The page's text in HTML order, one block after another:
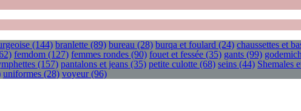
(144) branlette (89) bureau (28) burqa et foulard (24) chaussettes et
femdom (127) femmes rondes (90) fouet et fessée (35) gants (99)
(157) pantalons et jeans (35) petite culotte (68) seins (44) Shemales
uniformes (28) voyeur(96)